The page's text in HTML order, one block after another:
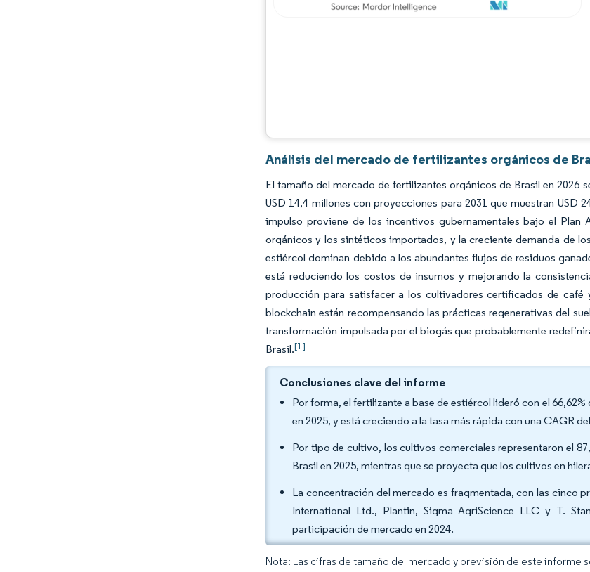
Análisis del mercado de fertilizantes orgánicos de
El tamaño del mercado de fertilizantes orgánicos de Brasil en 2026
USD 14,4 millones con proyecciones para 2031 que muestran USD
impulso proviene de los incentivos gubernamentales bajo el
orgánicos y los sintéticos importados, y la creciente demanda de
estiércol dominan debido a los abundantes flujos de residuos
está reduciendo los costos de insumos y mejorando la
producción para satisfacer a los cultivadores certificados de
blockchain están recompensando las prácticas regenerativas del
transformación impulsada por el biogás que probablemente
Brasil.[1]
Conclusiones clave del informe
Por forma, el fertilizante a base de estiércol lideró con el
en 2025, y está creciendo a la tasa más rápida con una CAGR
Por tipo de cultivo, los cultivos comerciales representaron el
Brasil en 2025, mientras que se proyecta que los cultivos en
La concentración del mercado es fragmentada, con las cinco
International Ltd., Plantin, Sigma AgriScience LLC y T.
participación de mercado en 2024.
Nota: Las cifras de tamaño del mercado y previsión de este